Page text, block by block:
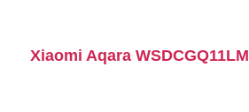
Xiaomi Aqara WSDCGQ11LM